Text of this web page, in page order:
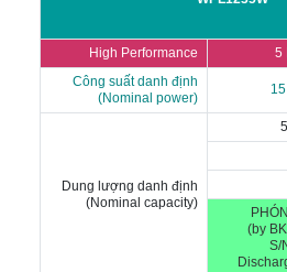
High Performance
5
Công suất danh định
(Nominal power)
Dung lượng danh định
(Nominal capacity)
(by
S/